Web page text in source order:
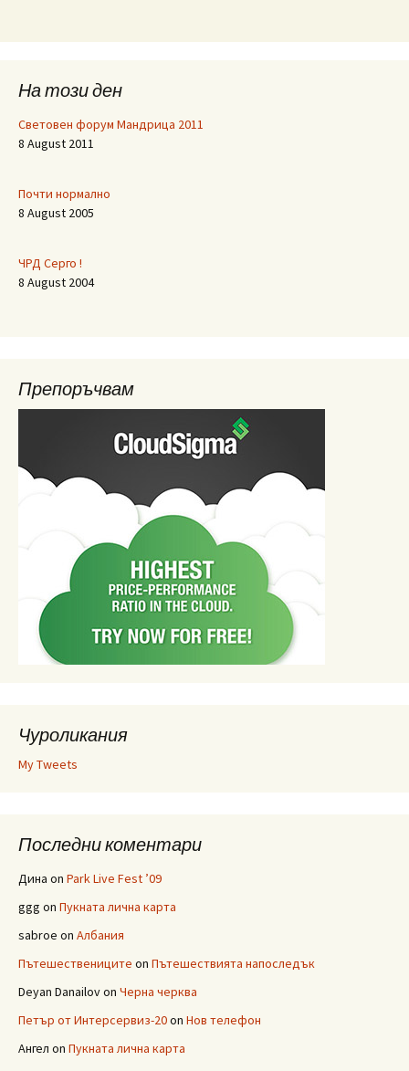
На този ден
Световен форум Мандрица 2011
8 August 2011
Почти нормално
8 August 2005
ЧРД Серго !
8 August 2004
Препоръчвам
Чуроликания
My Tweets
Последни коментари
Дина on Park Live Fest ’09
ggg on Пукната лична карта
sabroe on Албания
Пътешествениците on Пътешествията напоследък
Deyan Danailovon Черна черква
Петър от Интерсервиз-20on Нов телефон
Ангел on Пукната лична карта